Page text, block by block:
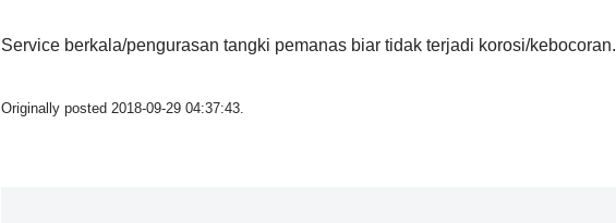
Service berkala/pengurasan tangki pemanas biar tidak terjadi korosi/kebocoran.
Originally posted 2018-09-29 04:37:43.